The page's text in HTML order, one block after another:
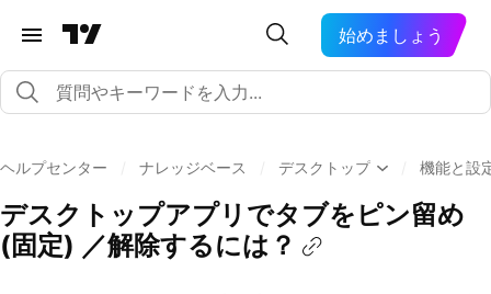
始めましょう
ヘルプセンター ナレッジベース デスクトップ 機能と設
デスクトップアプリでタブをピン留め
(固定) ／解除するには？